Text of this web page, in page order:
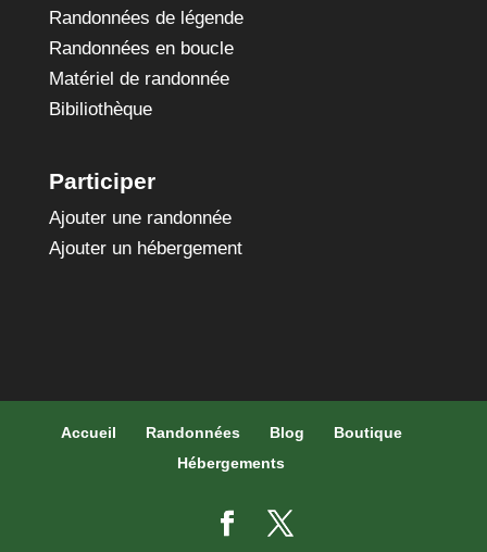
Randonnées de légende
Randonnées en boucle
Matériel de randonnée
Bibiliothèque
Participer
Ajouter une randonnée
Ajouter un hébergement
Accueil Randonnées Blog
Boutique
Hébergements